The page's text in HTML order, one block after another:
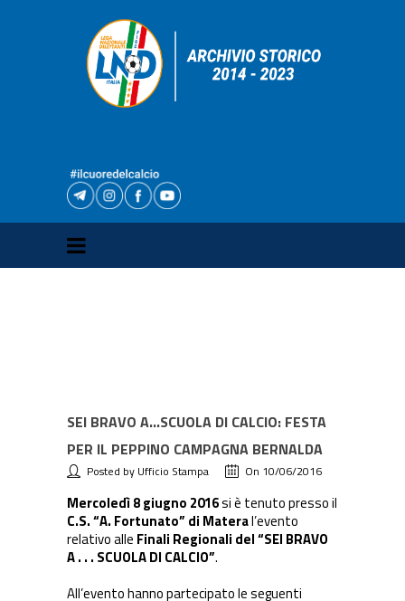
SEI BRAVO A…SCUOLA DI CALCIO: FESTA
PER IL PEPPINO CAMPAGNA BERNALDA
Posted by Ufficio Stampa On 10/06/2016
Mercoledì 8 giugno 2016si è tenuto presso il
C.S. “A. Fortunato” di Materal’evento
relativo alle Finali Regionali del “SEI BRAVO
A . . . SCUOLA DI CALCIO”.
All’evento hanno partecipato le seguenti